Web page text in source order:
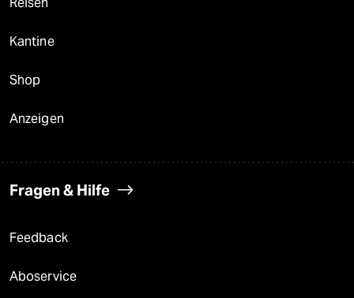
Kantine
Shop
Anzeigen
Fragen & Hilfe
Feedback
Aboservice